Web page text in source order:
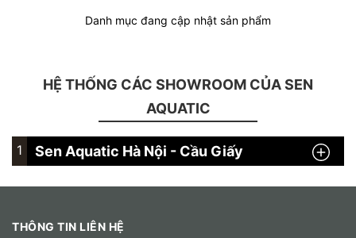
Danh mục đang cập nhật sản phẩm
HỆ THỐNG CÁC SHOWROOM CỦA SEN
AQUATIC
1 Sen Aquatic Hà Nội - Cầu Giấy
THÔNG TIN LIÊN HỆ